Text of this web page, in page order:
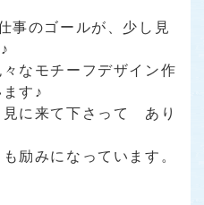
事のゴールが、少し見
なモチーフデザイン作
す♪
に来て下さって あり
励みになっています。